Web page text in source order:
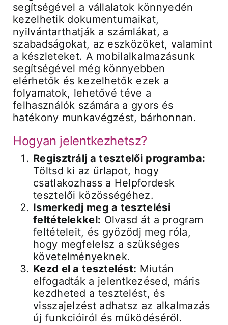
segítségével a vállalatok könnyedén
kezelhetik dokumentumaikat,
nyilvántarthatják a számlákat, a
szabadságokat, az eszközöket, valamint
a készleteket. A mobilalkalmazásunk
segítségével még könnyebben
elérhetők és kezelhetők ezek a
folyamatok, lehetővé téve a
felhasználók számára a gyors és
hatékony munkavégzést, bárhonnan.
Hogyan jelentkezhetsz?
Regisztrálj a tesztelői programba:
Töltsd ki az űrlapot, hogy
csatlakozhass a Helpfordesk
tesztelői közösségéhez.
Ismerkedj meg a tesztelési
feltételekkel: Olvasd át a program
feltételeit, és győződj meg róla,
hogy megfelelsz a szükséges
követelményeknek.
Kezd el a tesztelést: Miután
elfogadták a jelentkezésed, máris
kezdheted a tesztelést, és
visszajelzést adhatsz az alkalmazás
új funkcióiról és működéséről.